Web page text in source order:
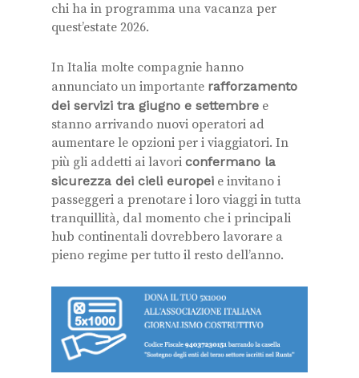
chi ha in programma una vacanza per
quest’estate 2026.
In Italia molte compagnie hanno
annunciato un importante rafforzamento
dei servizi tra giugno e settembre e
stanno arrivando nuovi operatori ad
aumentare le opzioni per i viaggiatori. In
più gli addetti ai lavori confermano la
sicurezza dei cieli europei e invitano i
passeggeri a prenotare i loro viaggi in tutta
tranquillità, dal momento che i principali
hub continentali dovrebbero lavorare a
pieno regime per tutto il resto dell’anno.